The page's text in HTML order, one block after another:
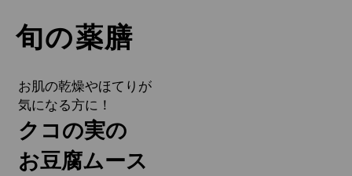
旬の薬膳
お肌の乾燥やほてりが
気になる方に！
クコの実の
お豆腐ムース